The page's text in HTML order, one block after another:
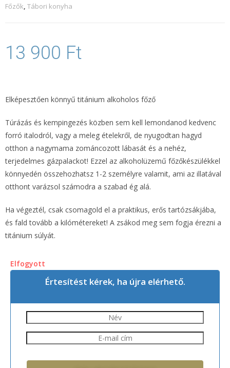
Főzők, Tábori konyha
13 900 Ft
Elképesztően könnyű titánium alkoholos főző
Túrázás és kempingezés közben sem kell lemondanod kedvenc
forró italodról, vagy a meleg ételekről, de nyugodtan hagyd
otthon a nagymama zománcozott lábasát és a nehéz,
terjedelmes gázpalackot! Ezzel az alkoholüzemű főzőkészülékkel
könnyedén összehozhatsz 1-2 személyre valamit, ami az illatával
otthont varázsol számodra a szabad ég alá.
Ha végeztél, csak csomagold el a praktikus, erős tartózsákjába,
és fald tovább a kilómétereket! A zsákod meg sem fogja érezni a
titánium súlyát.
Elfogyott
Értesítést kérek, ha újra elérhető.